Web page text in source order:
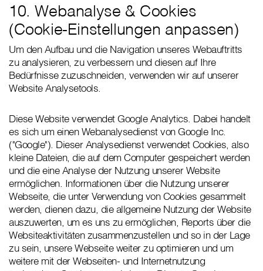
10. Webanalyse & Cookies
(Cookie-Einstellungen anpassen)
Um den Aufbau und die Navigation unseres Webauftritts
zu analysieren, zu verbessern und diesen auf Ihre
Bedürfnisse zuzuschneiden, verwenden wir auf unserer
Website Analysetools.
Diese Website verwendet Google Analytics. Dabei handelt
es sich um einen Webanalysedienst von Google Inc.
("Google"). Dieser Analysedienst verwendet Cookies, also
kleine Dateien, die auf dem Computer gespeichert werden
und die eine Analyse der Nutzung unserer Website
ermöglichen. Informationen über die Nutzung unserer
Webseite, die unter Verwendung von Cookies gesammelt
werden, dienen dazu, die allgemeine Nutzung der Website
auszuwerten, um es uns zu ermöglichen, Reports über die
Websiteaktivitäten zusammenzustellen und so in der Lage
zu sein, unsere Webseite weiter zu optimieren und um
weitere mit der Webseiten- und Internetnutzung